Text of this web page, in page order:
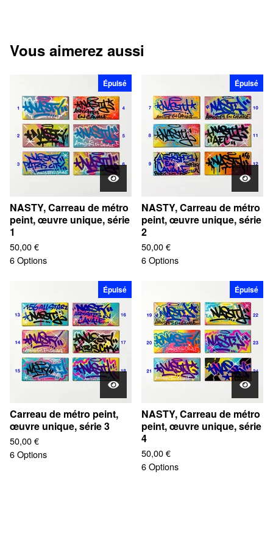
Vous aimerez aussi
Épuisé
NASTY, Carreau de métro
peint, œuvre unique, série
1
50,00€
6 Options
Épuisé
NASTY, Carreau de métro
peint, œuvre unique, série
2
50,00€
6 Options
Épuisé
Carreau de métro peint,
œuvre unique, série 3
50,00€
6 Options
Épuisé
NASTY, Carreau de métro
peint, œuvre unique, série
4
50,00€
6 Options